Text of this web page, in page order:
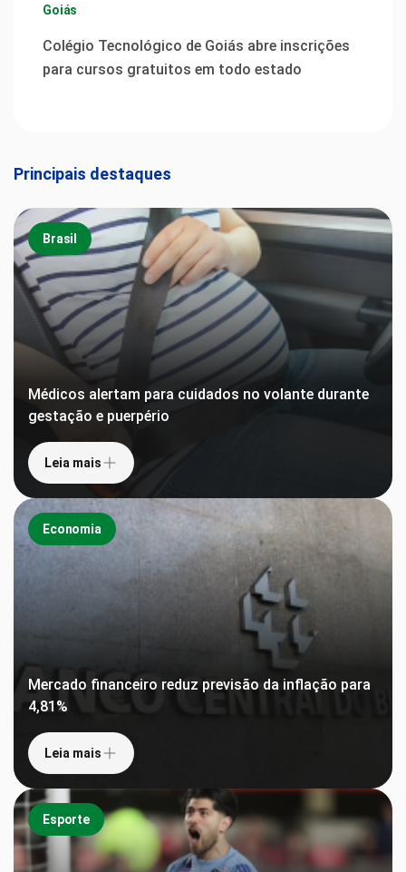
Goiás
Colégio Tecnológico de Goiás abre inscrições
para cursos gratuitos em todo estado
Principais destaques
Brasil
Médicos alertam para cuidados no volante durante
gestação e puerpério
Leia mais
Economia
Mercado financeiro reduz previsão da inflação para
4,81%
Leia mais
Esporte